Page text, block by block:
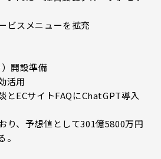
ビスメニューを拡充
開設準備
活用
とECサイトFAQにChatGPT導入
り、予想値として301億5800万円